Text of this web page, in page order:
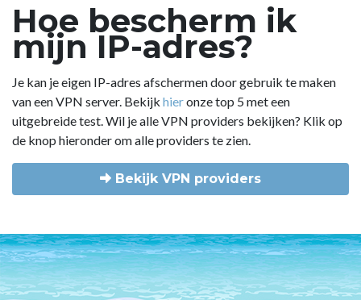
Hoe bescherm ik
mijn IP-adres?
Je kan je eigen IP-adres afschermen door gebruik te maken
van een VPN server. Bekijk hieronze top 5 met een
uitgebreide test. Wil je alle VPN providers bekijken? Klik op
de knop hieronder om alle providers te zien.
Bekijk VPN providers